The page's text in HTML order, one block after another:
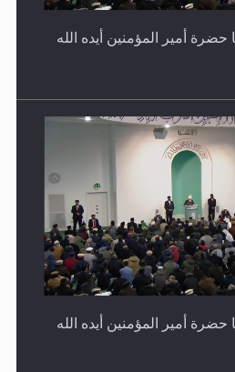
حضرة أمير المؤمنين أيده الله
حضرة أمير المؤمنين أيده الله